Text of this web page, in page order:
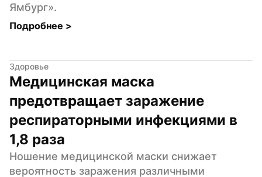
Ямбург».
Подробнее >
Здоровье
Медицинская маска
предотвращает заражение
респираторными инфекциями в
1,8 раза
Ношение медицинской маски снижает
вероятность заражения различными